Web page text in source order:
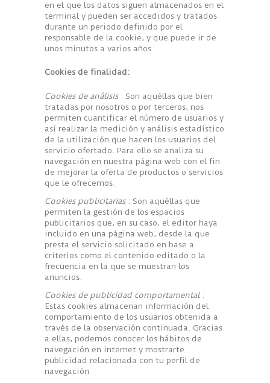
en el que los datos siguen almacenados en el
terminal y pueden ser accedidos y tratados
durante un periodo definido por el
responsable de la cookie, y que puede ir de
unos minutos a varios años.
Cookies de finalidad:
Cookies de análisis: Son aquéllas que bien
tratadas por nosotros o por terceros, nos
permiten cuantificar el número de usuarios y
así realizar la medición y análisis estadístico
de la utilización que hacen los usuarios del
servicio ofertado. Para ello se analiza su
navegación en nuestra página web con el fin
de mejorar la oferta de productos o servicios
que le ofrecemos.
Cookies publicitarias: Son aquéllas que
permiten la gestión de los espacios
publicitarios que, en su caso, el editor haya
incluido en una página web, desde la que
presta el servicio solicitado en base a
criterios como el contenido editado o la
frecuencia en la que se muestran los
anuncios.
Cookies de publicidad comportamental:
Estas cookies almacenan información del
comportamiento de los usuarios obtenida a
través de la observación continuada. Gracias
a ellas, podemos conocer los hábitos de
navegación en internet y mostrarte
publicidad relacionada con tu perfil de
navegación